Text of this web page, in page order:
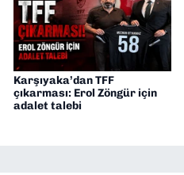
Karşıyaka’dan TFF
çıkarması: Erol Zöngür için
adalet talebi